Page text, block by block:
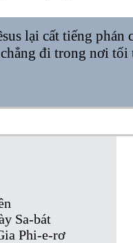
lại cất tiếng phán
đi trong nơi tối
Sa-bát
Phi-e-rơ